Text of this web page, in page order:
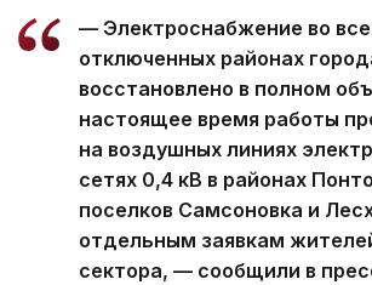
— Электроснабжение во
отключенных районах
восстановлено в полном
настоящее время работы
на воздушных линиях
сетях 0,4 кВ в районах
поселков Самсоновка и
отдельным заявкам
сектора, — сообщили в